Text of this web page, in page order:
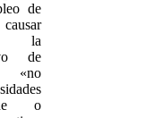
de
la
de
«no
o